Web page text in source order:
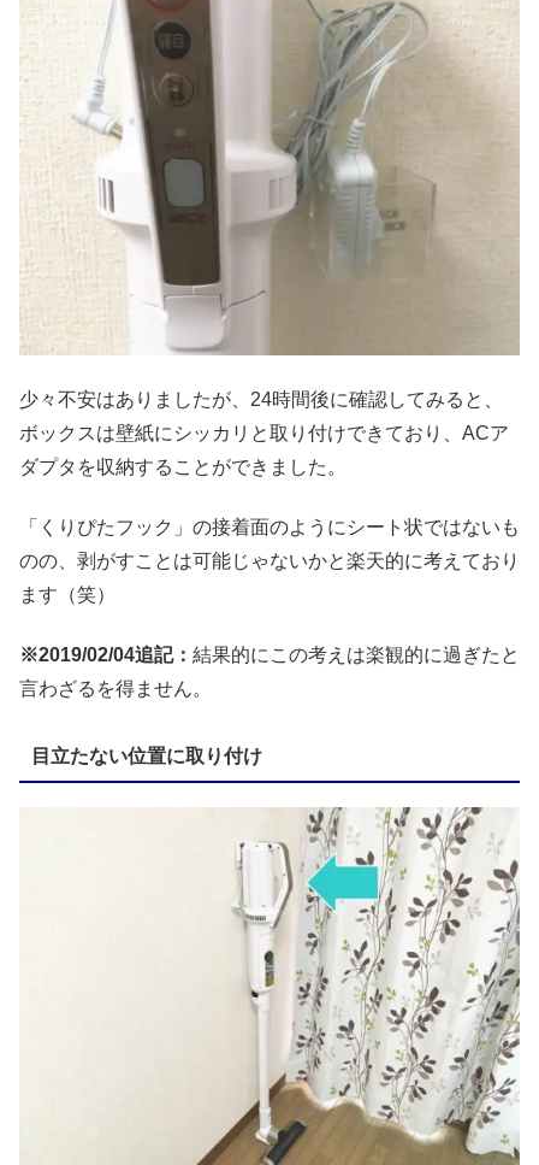
少々不安はありましたが、24時間後に確認してみると、
ボックスは壁紙にシッカリと取り付けできており、ACア
ダプタを収納することができました。
「くりぴたフック」の接着面のようにシート状ではないも
のの、剥がすことは可能じゃないかと楽天的に考えており
ます（笑）
※2019/02/04追記： 結果的にこの考えは楽観的に過ぎたと
言わざるを得ません。
目立たない位置に取り付け